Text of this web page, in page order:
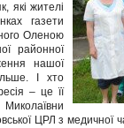
які жителі
газети
Оленою
районної
нашої
І хто
– це її
ЦРЛ з медичної